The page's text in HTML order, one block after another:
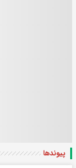
پیوندها